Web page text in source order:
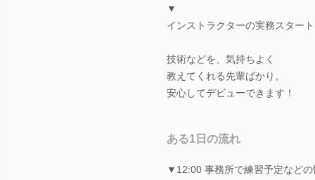
▼
インストラクターの実務スタート
技術などを、気持ちよく
教えてくれる先輩ばかり。
安心してデビューできます！
ある1日の流れ
▼12:00 事務所で練習予定などの